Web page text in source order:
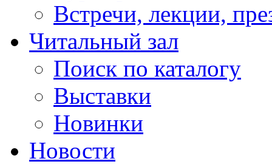
Встречи, лекции,
Читальный зал
Поиск по каталогу
Выставки
Новинки
Новости